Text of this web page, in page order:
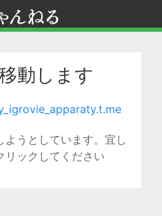
動します
ようとしています。宜し
リックしてください